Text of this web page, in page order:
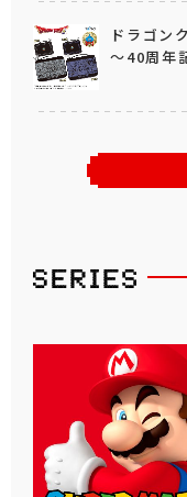
ドラゴ
～40周年